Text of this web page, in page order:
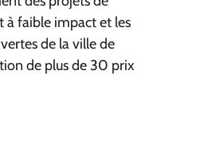
à faible impact et les
de la ville de
de plus de 30 prix